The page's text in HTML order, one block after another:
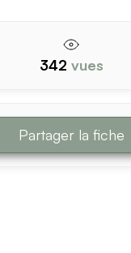
342 vues
Partager la fiche